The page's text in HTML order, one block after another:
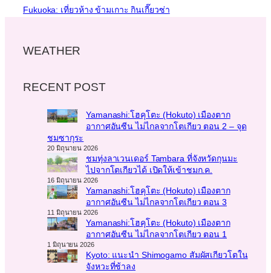
Fukuoka: เที่ยวห้าง ข้ามเกาะ กินเกี๊ยวซ่า
WEATHER
RECENT POST
Yamanashi:โฮคุโตะ (Hokuto) เมืองตาก
อากาศอันซีน ไม่ไกลจากโตเกียว ตอน 2 – จุด
ชมซากุระ
20 มิถุนายน 2026
ชมทุ่งลาเวนเดอร์ Tambara ที่จังหวัดกุนมะ
ไปจากโตเกียวได้ เปิดให้เข้าชมก.ค.
16 มิถุนายน 2026
Yamanashi:โฮคุโตะ (Hokuto) เมืองตาก
อากาศอันซีน ไม่ไกลจากโตเกียว ตอน 3
11 มิถุนายน 2026
Yamanashi:โฮคุโตะ (Hokuto) เมืองตาก
อากาศอันซีน ไม่ไกลจากโตเกียว ตอน 1
1 มิถุนายน 2026
Kyoto: แนะนำ Shimogamo สัมผัสเกียวโตใน
จังหวะที่ช้าลง